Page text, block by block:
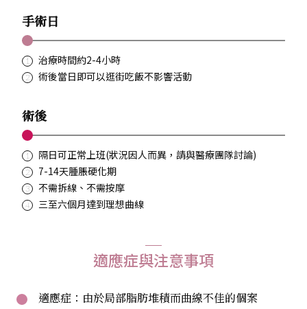
手術日
治療時間約2-4小時
術後當日即可以逛街吃飯不影響活動
術後
隔日可正常上班(狀況因人而異，請與醫療團隊討論)
7-14天腫脹硬化期
不需拆線、不需按摩
三至六個月達到理想曲線
適應症與注意事項
適應症：由於局部脂肪堆積而曲線不佳的個案